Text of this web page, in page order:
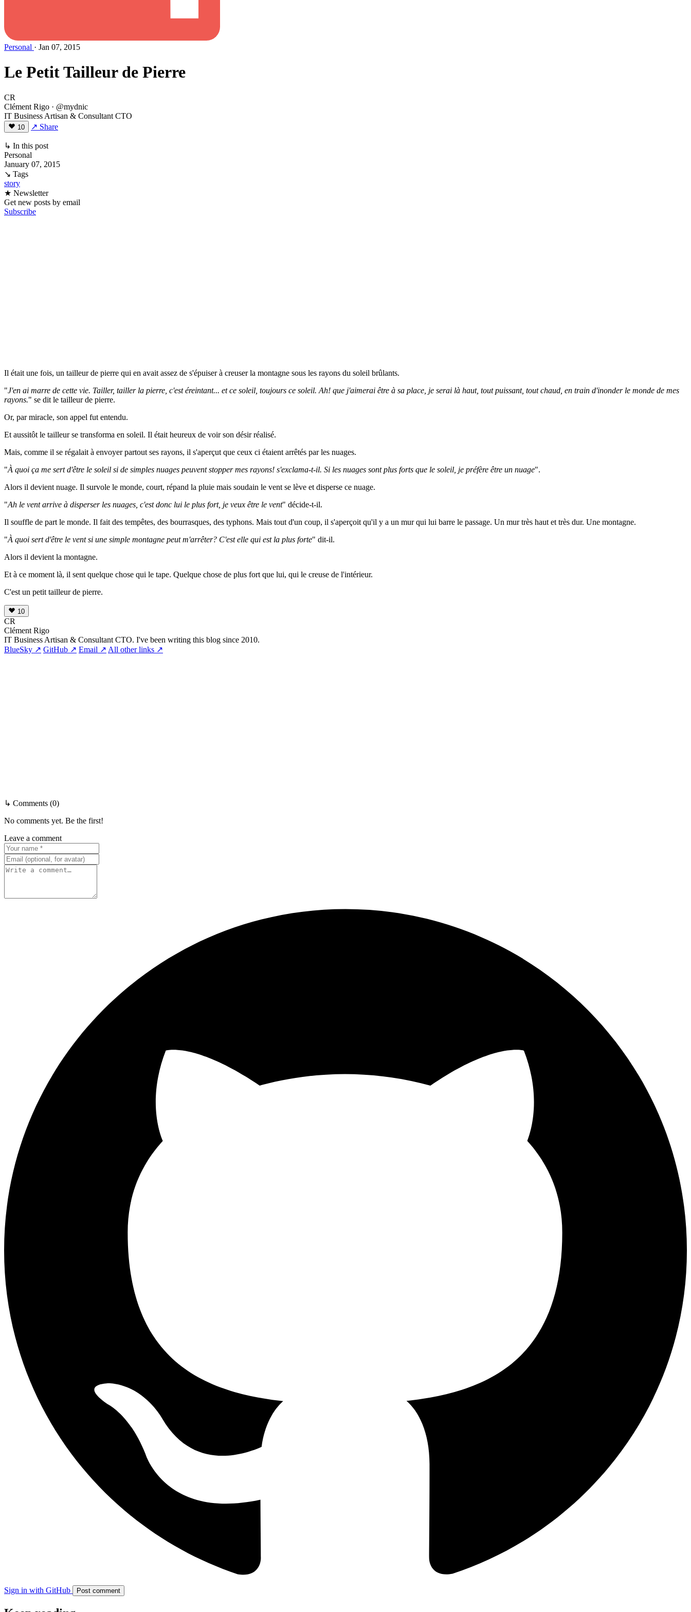
Personal · Jan 07, 2015
Le Petit Tailleur de Pierre
CR
Clément Rigo · @mydnic
IT Business Artisan & Consultant CTO
10 ↗ Share
↳ In this post
Personal
January 07, 2015
↘ Tags
story
★ Newsletter
Get new posts by email
Subscribe
Il était une fois, un tailleur de pierre qui en avait assez de s'épuiser à creuser la montagne sous les rayons du soleil brûlants.
"J'en ai marre de cette vie. Tailler, tailler la pierre, c'est éreintant... et ce soleil, toujours ce soleil. Ah! que j'aimerai être à sa place, je serai là haut, tout puissant, tout chaud, en train d'inonder le monde de mes
rayons." se dit le tailleur de pierre.
Or, par miracle, son appel fut entendu.
Et aussitôt le tailleur se transforma en soleil. Il était heureux de voir son désir réalisé.
Mais, comme il se régalait à envoyer partout ses rayons, il s'aperçut que ceux ci étaient arrêtés par les nuages.
"À quoi ça me sert d'être le soleil si de simples nuages peuvent stopper mes rayons! s'exclama-t-il. Si les nuages sont plus forts que le soleil, je préfère être un nuage".
Alors il devient nuage. Il survole le monde, court, répand la pluie mais soudain le vent se lève et disperse ce nuage.
"Ah le vent arrive à disperser les nuages, c'est donc lui le plus fort, je veux être le vent" décide-t-il.
Il souffle de part le monde. Il fait des tempêtes, des bourrasques, des typhons. Mais tout d'un coup, il s'aperçoit qu'il y a un mur qui lui barre le passage. Un mur très haut et très dur. Une montagne.
"À quoi sert d'être le vent si une simple montagne peut m'arrêter? C'est elle qui est la plus forte" dit-il.
Alors il devient la montagne.
Et à ce moment là, il sent quelque chose qui le tape. Quelque chose de plus fort que lui, qui le creuse de l'intérieur.
C'est un petit tailleur de pierre.
10
CR
Clément Rigo
IT Business Artisan & Consultant CTO. I've been writing this blog since 2010.
BlueSky ↗ GitHub ↗ Email ↗ All other links ↗
↳ Comments (0)
No comments yet. Be the first!
Leave a comment
Sign in with GitHub Post comment